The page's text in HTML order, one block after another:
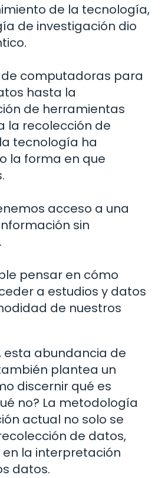
de la tecnología,
de investigación dio
de computadoras para
hasta la
de herramientas
la recolección de
tecnología ha
la forma en que
acceso a una
sin
pensar en cómo
a estudios y datos
de nuestros
esta abundancia de
plantea un
discernir qué es
no? La metodología
actual no solo se
de datos,
la interpretación
datos.